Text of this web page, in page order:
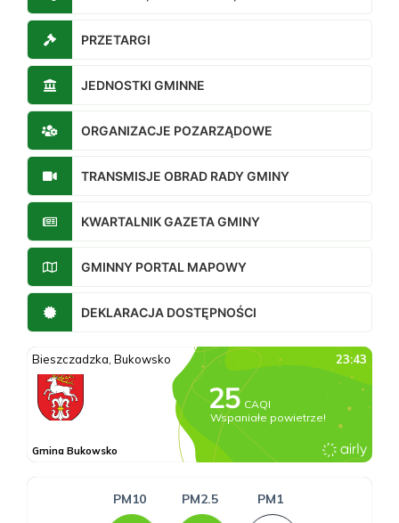
PRZETARGI
JEDNOSTKI GMINNE
ORGANIZACJE POZARZĄDOWE
TRANSMISJE OBRAD RADY GMINY
KWARTALNIK GAZETA GMINY
GMINNY PORTAL MAPOWY
DEKLARACJA DOSTĘPNOŚCI